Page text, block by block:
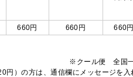
660円 660円 660円
※クール便 全国一
円）の方は、通信欄にメッセージを入